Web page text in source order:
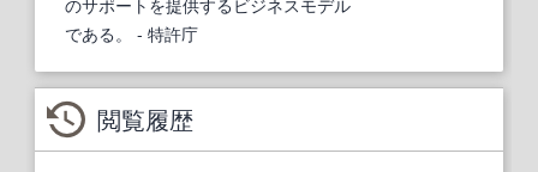
である。
- 特許庁
閲覧履歴